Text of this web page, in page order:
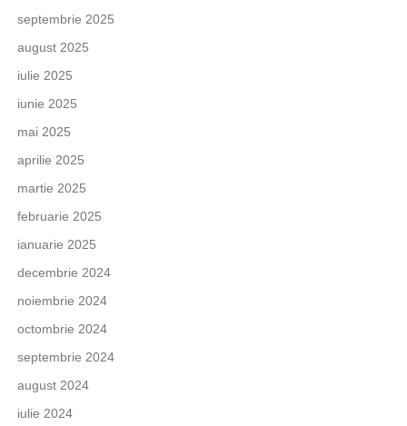
septembrie 2025
august 2025
iulie 2025
iunie 2025
mai 2025
aprilie 2025
martie 2025
februarie 2025
ianuarie 2025
decembrie 2024
noiembrie 2024
octombrie 2024
septembrie 2024
august 2024
iulie 2024